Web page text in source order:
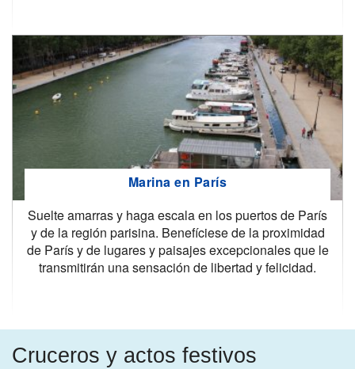
Marina en París
Suelte amarras y haga escala en los puertos de París
y de la región parisina. Benefíciese de la proximidad
de París y de lugares y paisajes excepcionales que le
transmitirán una sensación de libertad y felicidad.
Cruceros y actos festivos